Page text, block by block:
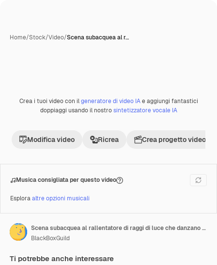
Home/Stock/Video/Scena subacquea al r…
Premium
Crea i tuoi video con ilgeneratore di video IAe aggiungi fantastici
doppiaggi usando il nostrosintetizzatore vocale IA
Modifica video Ricrea Crea progetto video
Musica consigliata per questo video
Esploraaltre opzioni musicali
Scena subacquea al rallentatore di raggi di luce che danzano sul fondo di una piscina a onde.
BlackBoxGuild
Ti potrebbe anche interessare